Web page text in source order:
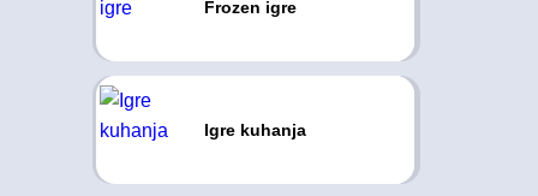
Frozen igre
Igre kuhanja